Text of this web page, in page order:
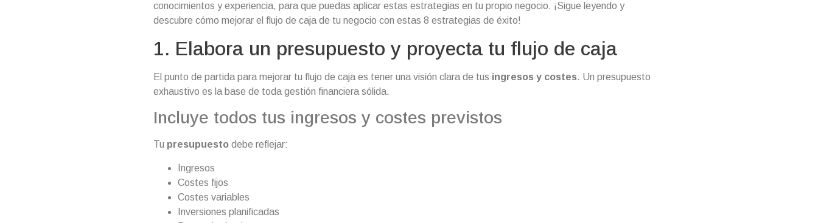
conocimientos y experiencia, para que puedas aplicar estas estrategias en tu propio negocio. ¡Sigue leyendo y
descubre cómo mejorar el flujo de caja de tu negocio con estas 8 estrategias de éxito!
1. Elabora un presupuesto y proyecta tu flujo de caja
El punto de partida para mejorar tu flujo de caja es tener una visión clara de tus ingresos y costes. Un presupuesto
exhaustivo es la base de toda gestión financiera sólida.
Incluye todos tus ingresos y costes previstos
Tu presupuesto debe reflejar:
Ingresos
Costes fijos
Costes variables
Inversiones planificadas